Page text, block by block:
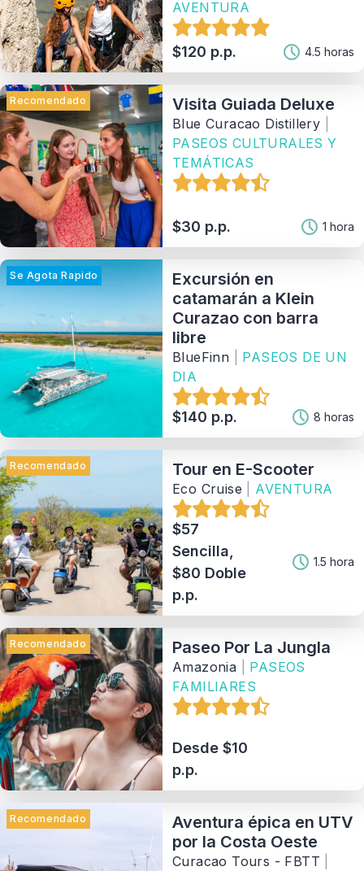
AVENTURA
$120 p.p. 4.5 horas
Recomendado Visita Guiada Deluxe
Blue Curacao Distillery
PASEOS CULTURALES Y
TEMÁTICAS
$30 p.p. 1 hora
Se Agota Rapido
Excursión en
catamarán a Klein
Curazao con barra
libre
BlueFinn
PASEOS DE UN
DIA
$140 p.p. 8 horas
Recomendado Tour en E-Scooter
Eco Cruise AVENTURA
$57
Sencilla,
$80 Doble
p.p.
1.5 hora
Recomendado Paseo Por La Jungla
Amazonia
PASEOS
FAMILIARES
Desde $10
p.p.
Recomendado
Aventura épica en UTV
por la Costa Oeste
Curacao Tours - FBTT